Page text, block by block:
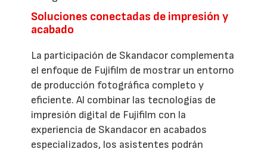
Soluciones conectadas de impresión y
acabado
La participación de Skandacor complementa
el enfoque de Fujifilm de mostrar un entorno
de producción fotográfica completo y
eficiente. Al combinar las tecnologías de
impresión digital de Fujifilm con la
experiencia de Skandacor en acabados
especializados, los asistentes podrán